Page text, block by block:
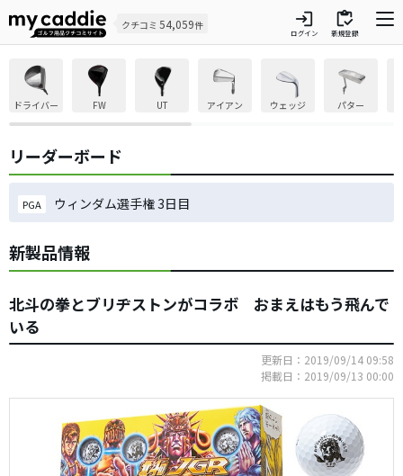
クチコミ 54,059件 login
ログイン
inventory
新規登録
ドライバー FW UT アイアン ウェッジ パター
リーダーボード
PGA ウィンダム選手権 3日目
新製品情報
北斗の拳とブリヂストンがコラボ おまえはもう飛んで
いる
更新日：2019/09/14 09:58
掲載日：2019/09/13 00:00